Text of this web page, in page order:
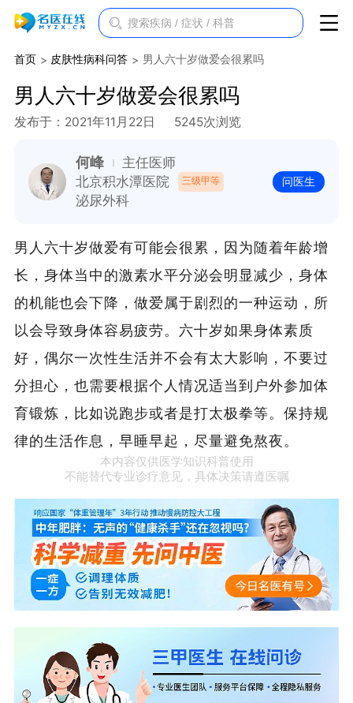
首页 皮肤性病科问答 男人六十岁做爱会很累吗
男人六十岁做爱会很累吗
发布于：2021年11月22日 5245次浏览
何峰
主任医师
北京积水潭医院
三级甲等
泌尿外科
问医生
男人六十岁做爱有可能会很累，因为随着年龄增
长，身体当中的激素水平分泌会明显减少，身体
的机能也会下降，做爱属于剧烈的一种运动，所
以会导致身体容易疲劳。六十岁如果身体素质
好，偶尔一次性生活并不会有太大影响，不要过
分担心，也需要根据个人情况适当到户外参加体
育锻炼，比如说跑步或者是打太极拳等。保持规
律的生活作息，早睡早起，尽量避免熬夜。
本内容仅供医学知识科普使用
不能替代专业诊疗意见，具体决策请遵医嘱